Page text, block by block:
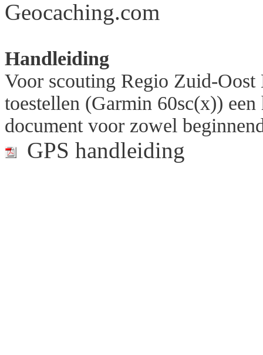
Geocaching.com
Handleiding
Voor scouting Regio Zuid-
toestellen (Garmin 60sc(x))
document voor zowel
GPS handleiding